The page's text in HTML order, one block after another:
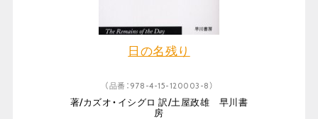
日の名残り
（品番：978-4-15-120003-8）
著/カズオ・イシグロ 訳/土屋政雄 早川書
房